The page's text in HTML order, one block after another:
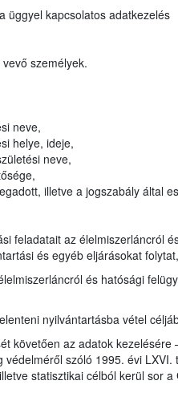
kapcsolatos adatkezelés
személyek.
neve,
helye, ideje,
neve,
illetve a jogszabály által
feladatait az élelmiszerláncról
és egyéb eljárásokat
és hatósági
nyilvántartásba vétel
követően az adatok
szóló 1995. évi
statisztikai célból kerül sor